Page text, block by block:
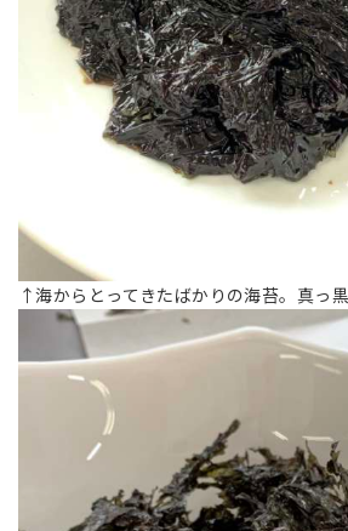
↑海からとってきたばかりの海苔。真っ